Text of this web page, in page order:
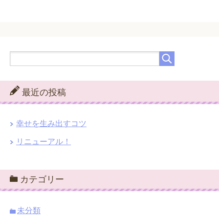
最近の投稿
幸せを生み出すコツ
リニューアル！
カテゴリー
未分類